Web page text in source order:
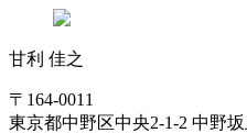
甘利 佳之
〒164-0011
東京都中野区中央2-1-2 中野